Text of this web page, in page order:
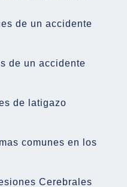
de un accidente
de un accidente
de latigazo
comunes en los
Cerebrales